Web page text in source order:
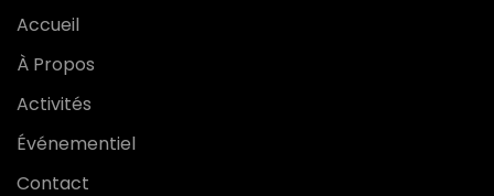
Accueil
À Propos
Activités
Événementiel
Contact